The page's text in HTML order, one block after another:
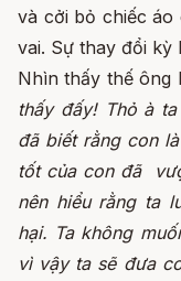
và cởi bỏ chiếc áo
vai. Sự thay đổi kỳ
Nhìn thấy thế ông
thấy đấy! Thỏ à
đã biết rằng con
tốt của con đã
nên hiểu rằng ta
hại. Ta không
vì vậy ta sẽ đưa